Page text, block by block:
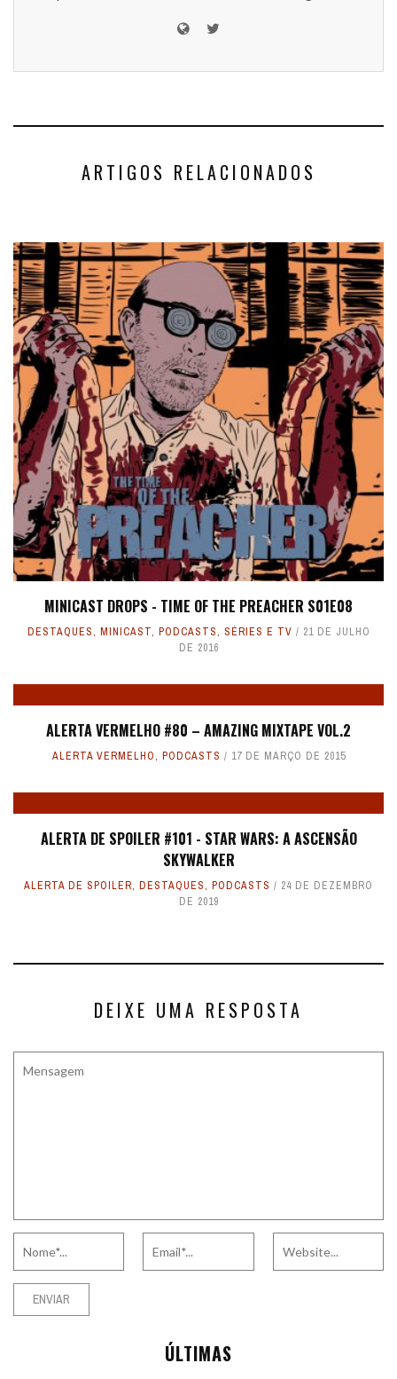
ARTIGOS RELACIONADOS
MINICAST DROPS - TIME OF THE PREACHER S01E08
DESTAQUES, MINICAST, PODCASTS, SÉRIES E TV
21 DE JULHO
DE 2016
ALERTA VERMELHO #80 – AMAZING MIXTAPE VOL.2
ALERTA VERMELHO, PODCASTS 17 DE MARÇO DE 2015
ALERTA DE SPOILER #101 - STAR WARS: A ASCENSÃO
SKYWALKER
ALERTA DE SPOILER, DESTAQUES, PODCASTS
24 DE DEZEMBRO
DE 2019
DEIXE UMA RESPOSTA
ÚLTIMAS